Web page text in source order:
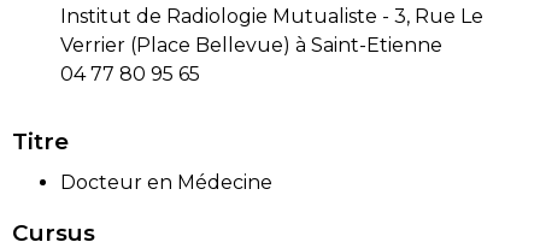
Institut de Radiologie Mutualiste - 3, Rue Le
Verrier (Place Bellevue) à Saint-Etienne
04 77 80 95 65
Titre
Docteur en Médecine
Cursus